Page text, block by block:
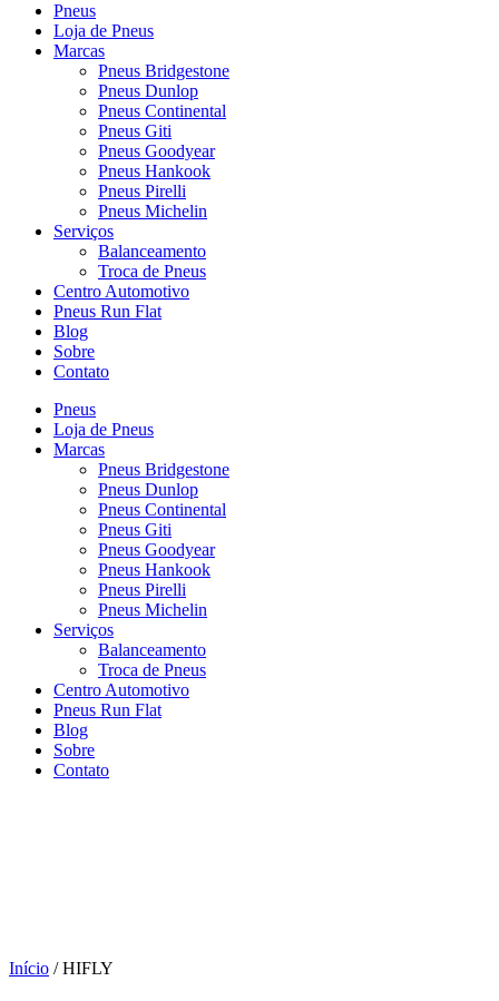
Pneus
Loja de Pneus
Marcas
Pneus Bridgestone
Pneus Dunlop
Pneus Continental
Pneus Giti
Pneus Goodyear
Pneus Hankook
Pneus Pirelli
Pneus Michelin
Serviços
Balanceamento
Troca de Pneus
Centro Automotivo
Pneus Run Flat
Blog
Sobre
Contato
Pneus
Loja de Pneus
Marcas
Pneus Bridgestone
Pneus Dunlop
Pneus Continental
Pneus Giti
Pneus Goodyear
Pneus Hankook
Pneus Pirelli
Pneus Michelin
Serviços
Balanceamento
Troca de Pneus
Centro Automotivo
Pneus Run Flat
Blog
Sobre
Contato
Início / HIFLY